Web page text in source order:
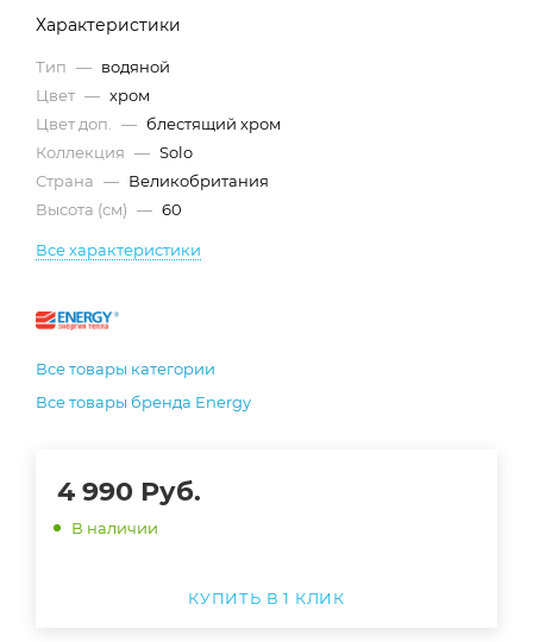
Характеристики
Тип — водяной
Цвет — хром
Цвет доп.
— блестящий хром
Коллекция — Solo
Страна — Великобритания
Высота (см) — 60
Все характеристики
Все товары категории
Все товары бренда Energy
4 990 Руб.
В наличии
КУПИТЬ В 1 КЛИК